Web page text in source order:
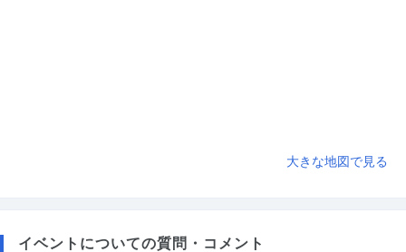
大きな地図で見る
イベントについての質問・コメント